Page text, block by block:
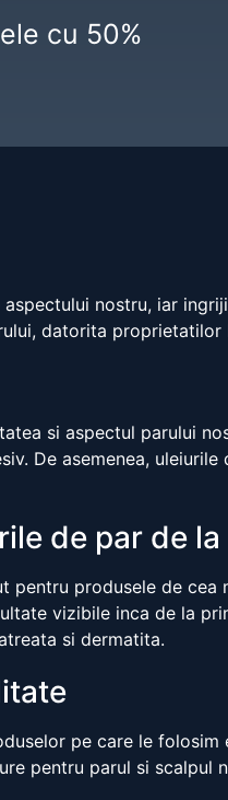
cu 50%
nostru, iar
datorita proprietatilor
si aspectul parului
De asemenea,
de par de la
pentru produsele de
vizibile inca de la
si dermatita.
pe care le
pentru parul si